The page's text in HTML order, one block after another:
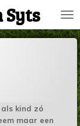
Syts
kind zó
maar een